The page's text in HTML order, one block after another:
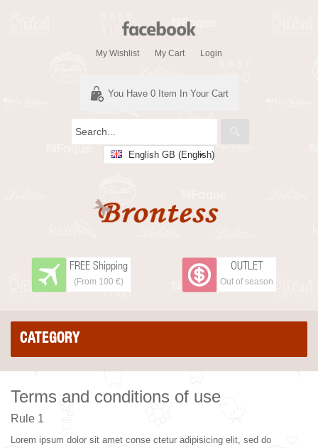
My Wishlist My Cart Login
You Have 0 Item In Your Cart
English GB (English)
FREE Shipping
(From 100 €)
OUTLET
Out of season
CATEGORY
Terms and conditions of use
Rule 1
Lorem ipsum dolor sit amet conse ctetur adipisicing elit, sed do